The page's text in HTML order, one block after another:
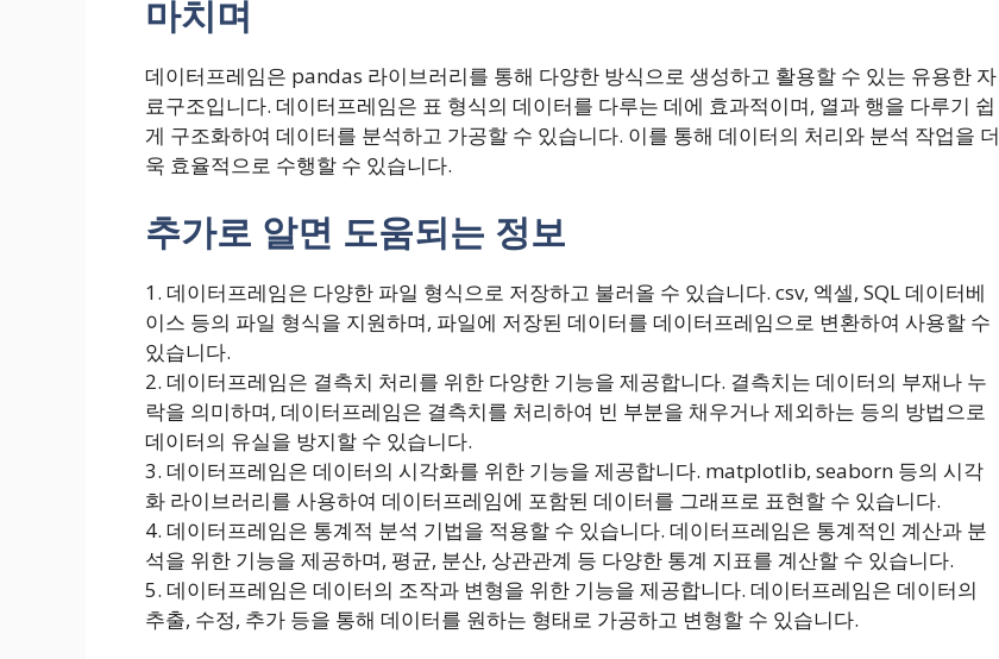
마치며
데이터프레임은 pandas 라이브러리를 통해 다양한 방식으로 생성하고 활용할 수 있는 유용한 자
료구조입니다. 데이터프레임은 표 형식의 데이터를 다루는 데에 효과적이며, 열과 행을 다루기 쉽
게 구조화하여 데이터를 분석하고 가공할 수 있습니다. 이를 통해 데이터의 처리와 분석 작업을 더
욱 효율적으로 수행할 수 있습니다.
추가로 알면 도움되는 정보
1. 데이터프레임은 다양한 파일 형식으로 저장하고 불러올 수 있습니다. csv, 엑셀, SQL 데이터베
이스 등의 파일 형식을 지원하며, 파일에 저장된 데이터를 데이터프레임으로 변환하여 사용할 수
있습니다.
2. 데이터프레임은 결측치 처리를 위한 다양한 기능을 제공합니다. 결측치는 데이터의 부재나 누
락을 의미하며, 데이터프레임은 결측치를 처리하여 빈 부분을 채우거나 제외하는 등의 방법으로
데이터의 유실을 방지할 수 있습니다.
3. 데이터프레임은 데이터의 시각화를 위한 기능을 제공합니다. matplotlib, seaborn 등의 시각
화 라이브러리를 사용하여 데이터프레임에 포함된 데이터를 그래프로 표현할 수 있습니다.
4. 데이터프레임은 통계적 분석 기법을 적용할 수 있습니다. 데이터프레임은 통계적인 계산과 분
석을 위한 기능을 제공하며, 평균, 분산, 상관관계 등 다양한 통계 지표를 계산할 수 있습니다.
5. 데이터프레임은 데이터의 조작과 변형을 위한 기능을 제공합니다. 데이터프레임은 데이터의
추출, 수정, 추가 등을 통해 데이터를 원하는 형태로 가공하고 변형할 수 있습니다.